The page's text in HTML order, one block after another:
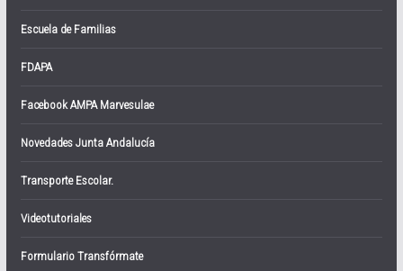
Escuela de Familias
FDAPA
Facebook AMPA Marvesulae
Novedades Junta Andalucía
Transporte Escolar.
Videotutoriales
Formulario Transfórmate